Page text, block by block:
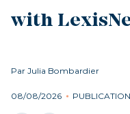
with
Par Julia Bombardier
08/08/2026 PUBLICATION